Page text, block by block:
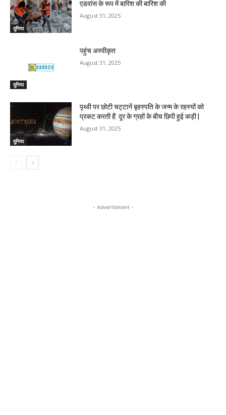
दुनिया
एडवांस के रूप में बारिश की बारिश की
August 31, 2025
दुनिया
पहुंच अस्वीकृत
August 31, 2025
दुनिया
पृथ्वी पर छोटी चट्टानें बृहस्पति के जन्म के रहस्यों को
प्रकट करती हैं: दूर के ग्रहों के बीच छिपी हुई कड़ी |
August 31, 2025
- Advertisment -